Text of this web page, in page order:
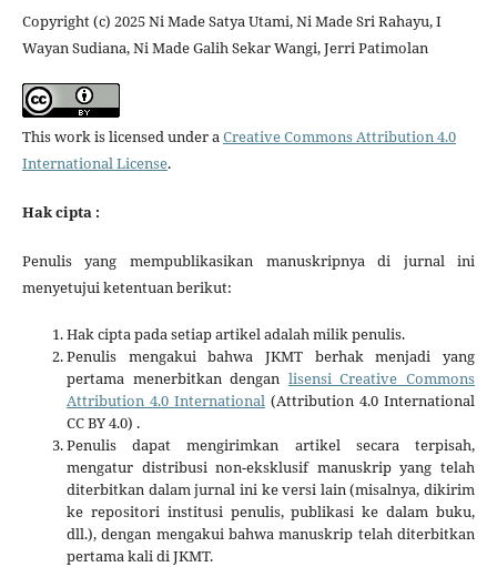
Copyright (c) 2025 Ni Made Satya Utami, Ni Made Sri Rahayu, I
Wayan Sudiana, Ni Made Galih Sekar Wangi, Jerri Patimolan
This work is licensed under aCreative Commons Attribution 4.0
International License.
Hak cipta :
Penulis yang mempublikasikan manuskripnya di jurnal ini
menyetujui ketentuan berikut:
Hak cipta pada setiap artikel adalah milik penulis.
Penulis mengakui bahwa JKMT berhak menjadi yang
pertama menerbitkan dengan lisensi Creative Commons
Attribution 4.0 International (Attribution 4.0 International
CC BY 4.0) .
Penulis dapat mengirimkan artikel secara terpisah,
mengatur distribusi non-eksklusif manuskrip yang telah
diterbitkan dalam jurnal ini ke versi lain (misalnya, dikirim
ke repositori institusi penulis, publikasi ke dalam buku,
dll.), dengan mengakui bahwa manuskrip telah diterbitkan
pertama kali di JKMT.